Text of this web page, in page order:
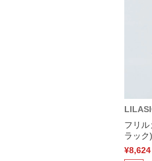
フリ
ラック)
¥8,624